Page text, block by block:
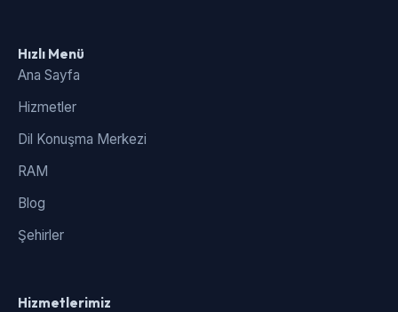
Hızlı Menü
Ana Sayfa
Hizmetler
Dil Konuşma Merkezi
RAM
Blog
Şehirler
Hizmetlerimiz